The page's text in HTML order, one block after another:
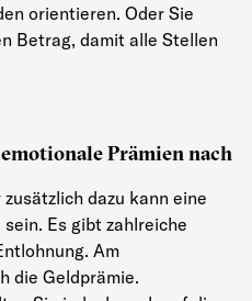
orientieren. Oder Sie
Betrag, damit alle Stellen
Prämien nach
dazu kann eine
sein. Es gibt zahlreiche
Am
die Geldprämie.